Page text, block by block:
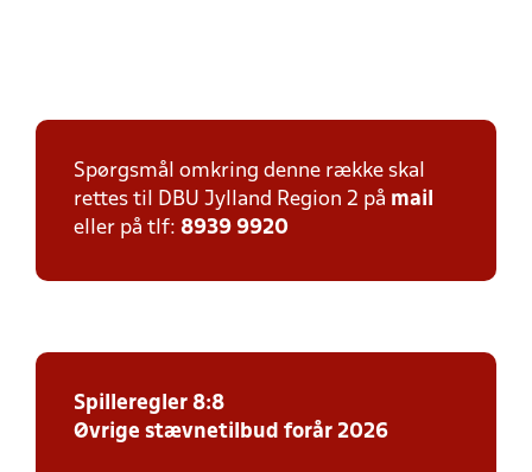
Spørgsmål omkring denne række skal
rettes til DBU Jylland Region 2 på mail
eller på tlf: 8939 9920
Spilleregler 8:8
Øvrige stævnetilbud forår 2026